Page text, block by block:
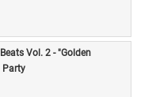
Vol. 2 - "Golden
Party